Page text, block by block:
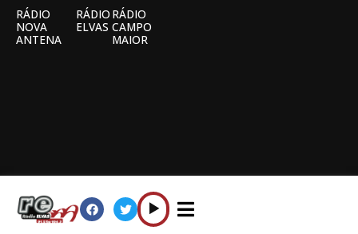
RÁDIO
NOVA
ANTENA
RÁDIO
ELVAS
RÁDIO
CAMPO
MAIOR